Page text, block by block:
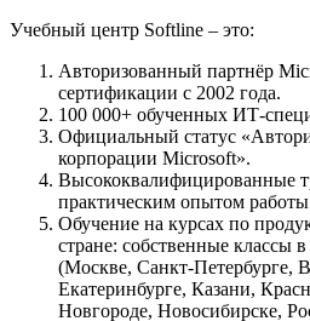
Учебный центр Softline – это:
Авторизованный партнёр
сертификации с 2002 года.
100 000+ обученных ИТ-
Официальный статус
корпорации Microsoft».
Высококвалифицированные
практическим опытом
Обучение на курсах по
стране: собственные классы
(Москве, Санкт-Петербурге,
Екатеринбурге, Казани,
Новгороде, Новосибирске,